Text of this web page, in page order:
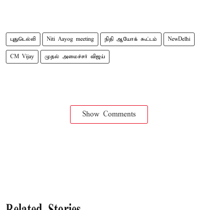
புதுடெல்லி Niti Aayog meeting நிதி ஆயோக் கூட்டம் NewDelhi
CM Vijay முதல் அமைச்சர் விஜய்
Show Comments